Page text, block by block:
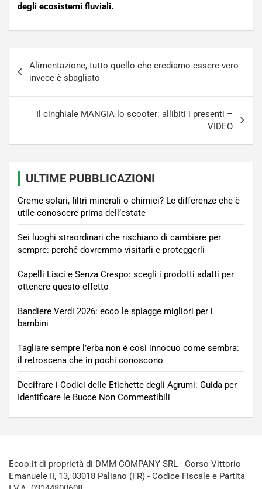
degli ecosistemi fluviali.
articoli
Alimentazione, tutto quello che crediamo essere vero
invece è sbagliato
Il cinghiale MANGIA lo scooter: allibiti i presenti –
VIDEO
ULTIME PUBBLICAZIONI
Creme solari, filtri minerali o chimici? Le differenze che è
utile conoscere prima dell’estate
Sei luoghi straordinari che rischiano di cambiare per
sempre: perché dovremmo visitarli e proteggerli
Capelli Lisci e Senza Crespo: scegli i prodotti adatti per
ottenere questo effetto
Bandiere Verdi 2026: ecco le spiagge migliori per i
bambini
Tagliare sempre l’erba non è così innocuo come sembra:
il retroscena che in pochi conoscono
Decifrare i Codici delle Etichette degli Agrumi: Guida per
Identificare le Bucce Non Commestibili
Ecoo.it di proprietà di DMM COMPANY SRL - Corso Vittorio
Emanuele II, 13, 03018 Paliano (FR) - Codice Fiscale e Partita